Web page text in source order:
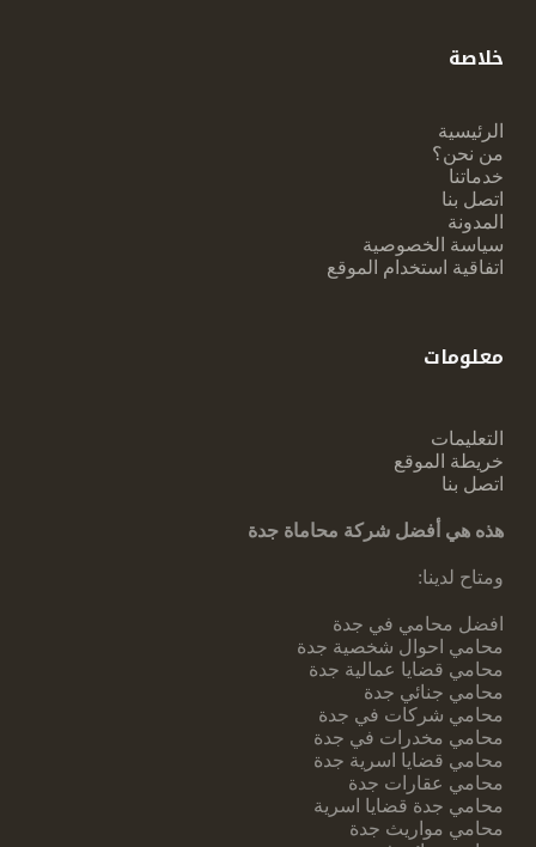
خلاصة
الرئيسية
من نحن؟
خدماتنا
اتصل بنا
المدونة
سياسة الخصوصية
اتفاقية استخدام الموقع
معلومات
التعليمات
خريطة الموقع
اتصل بنا
هذه هي أفضل شركة محاماة جدة
ومتاح لدينا:
افضل محامي في جدة
محامي احوال شخصية جدة
محامي قضايا عمالية جدة
محامي جنائي جدة
محامي شركات في جدة
محامي مخدرات في جدة
محامي قضايا اسرية جدة
محامي عقارات جدة
محامي جدة قضايا اسرية
محامي مواريث جدة